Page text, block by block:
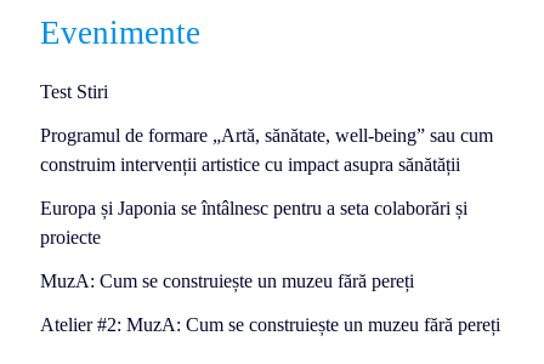
Evenimente
Test Stiri
Programul de formare „Artă, sănătate, well-being” sau cum
construim intervenții artistice cu impact asupra sănătății
Europa și Japonia se întâlnesc pentru a seta colaborări și
proiecte
MuzA: Cum se construiește un muzeu fără pereți
Atelier #2: MuzA: Cum se construiește un muzeu fără pereți